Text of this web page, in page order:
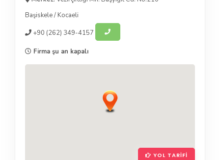
Başiskele/ Kocaeli
+90 (262) 349-4157
Firma şu an kapalı
YOL TARIFI